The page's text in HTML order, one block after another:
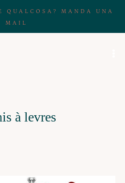
QUALCOSA? MANDA UNA
MAIL
à levres